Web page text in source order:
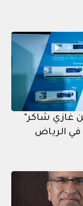
غازي شاكر"
الرياض